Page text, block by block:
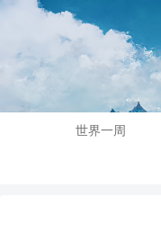
世界一周